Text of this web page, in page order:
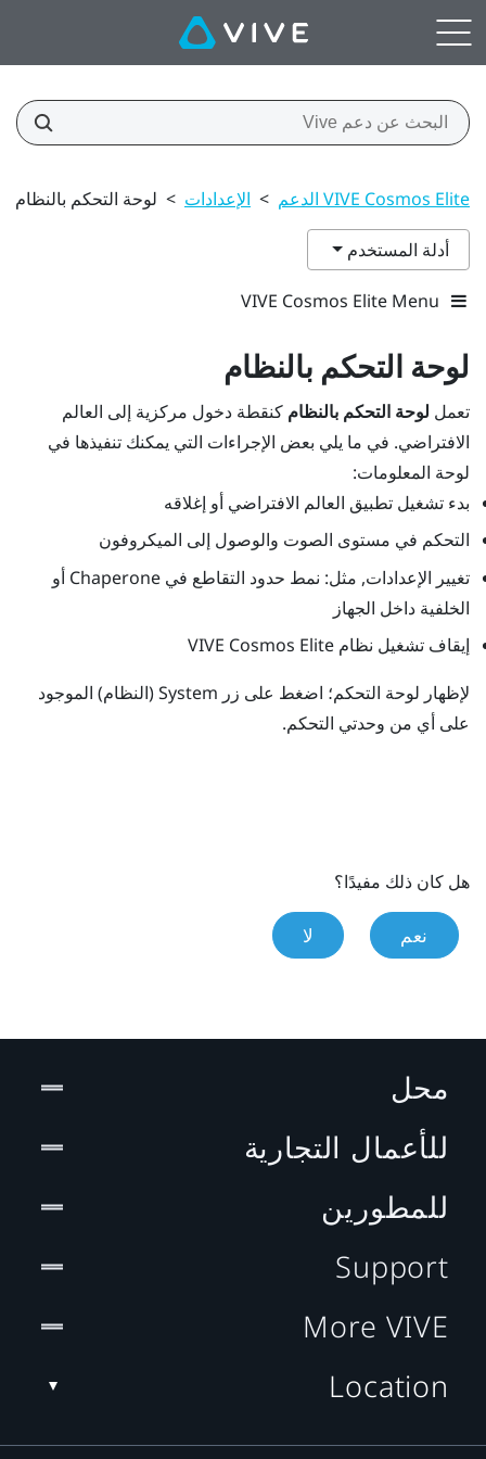
VIVE Cosmos Elite الدعم > الإعدادات > لوحة التحكم بالنظام
أدلة المستخدم
VIVE Cosmos Elite Menu
لوحة التحكم بالنظام
تعمل لوحة التحكم بالنظام كنقطة دخول مركزية إلى العالم
الافتراضي. في ما يلي بعض الإجراءات التي يمكنك تنفيذها في
لوحة المعلومات:
بدء تشغيل تطبيق العالم الافتراضي أو إغلاقه
التحكم في مستوى الصوت والوصول إلى الميكروفون
تغيير الإعدادات, مثل: نمط حدود التقاطع في Chaperone أو
الخلفية داخل الجهاز
إيقاف تشغيل نظام VIVE Cosmos Elite
لإظهار لوحة التحكم؛ اضغط على زر System (النظام)
الموجود
على أي من وحدتي التحكم.
هل كان ذلك مفيدًا؟
نعم لا
محل
للأعمال التجارية
للمطورين
Support
More VIVE
Location